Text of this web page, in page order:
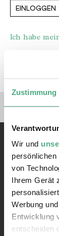
Zustimmung
Wir und
von
Ihrem Gerät
Werbung
Entwicklung
entscheiden
Ich habe
Kontakt
66333